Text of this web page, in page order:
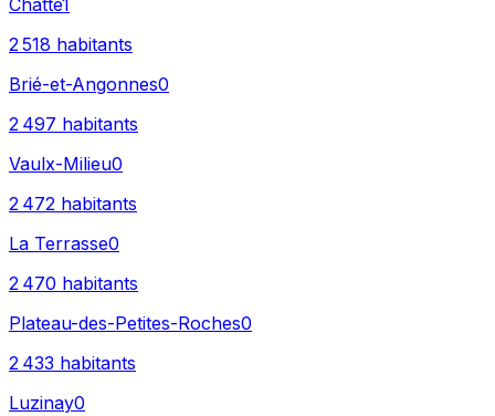
Chatte1
2 518 habitants
Brié-et-Angonnes0
2 497 habitants
Vaulx-Milieu0
2 472 habitants
La Terrasse0
2 470 habitants
Plateau-des-Petites-Roches0
2 433 habitants
Luzinay0